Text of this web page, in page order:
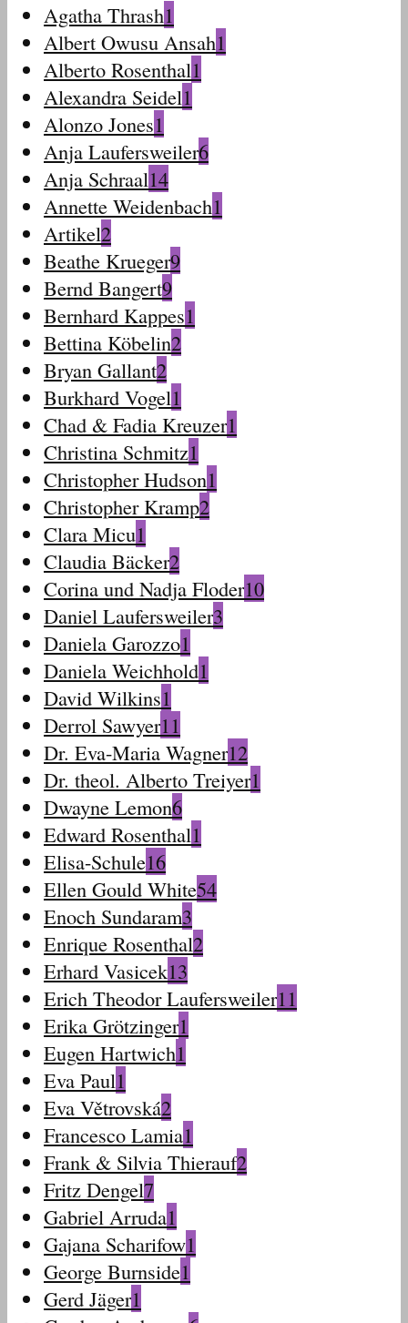
Agatha Thrash1
Albert Owusu Ansah1
Alberto Rosenthal1
Alexandra Seidel1
Alonzo Jones1
Anja Laufersweiler6
Anja Schraal14
Annette Weidenbach1
Artikel2
Beathe Krueger9
Bernd Bangert9
Bernhard Kappes1
Bettina Köbelin2
Bryan Gallant2
Burkhard Vogel1
Chad & Fadia Kreuzer1
Christina Schmitz1
Christopher Hudson1
Christopher Kramp2
Clara Micu1
Claudia Bäcker2
Corina und Nadja Floder10
Daniel Laufersweiler3
Daniela Garozzo1
Daniela Weichhold1
David Wilkins1
Derrol Sawyer11
Dr. Eva-Maria Wagner12
Dr. theol. Alberto Treiyer1
Dwayne Lemon6
Edward Rosenthal1
Elisa-Schule16
Ellen Gould White54
Enoch Sundaram3
Enrique Rosenthal2
Erhard Vasicek13
Erich Theodor Laufersweiler11
Erika Grötzinger1
Eugen Hartwich1
Eva Paul1
Eva Větrovská2
Francesco Lamia1
Frank & Silvia Thierauf2
Fritz Dengel7
Gabriel Arruda1
Gajana Scharifow1
George Burnside1
Gerd Jäger1